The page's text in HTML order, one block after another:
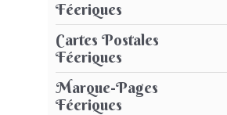
Féeriques
Cartes Postales
Féeriques
Marque-Pages
Féeriques